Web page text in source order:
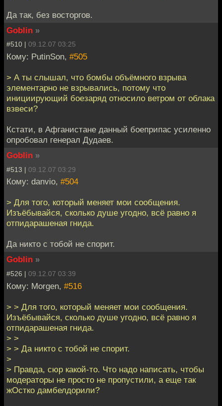
Да так, без восторгов.
Goblin »
#510 | 09.12.07 03:25
Кому: PutinSon, #505
> А ты слышал, что бомбы объёмного взрыва
элементарно не взрывались, потому что
инициирующий боезаряд относило ветром от облака
взвеси?
Кстати, в Афганистане данный боеприпас усиленно
опробовал генерал Дудаев.
Goblin »
#513 | 09.12.07 03:29
Кому: danvio, #504
> Для того, который меняет мои сообщения.
Изъёбывайся, сколько душе угодно, всё равно я
отпидарашеная гнида.
Да никто с тобой не спорит.
Goblin »
#526 | 09.12.07 03:39
Кому: Morgen, #516
> > Для того, который меняет мои сообщения.
Изъёбывайся, сколько душе угодно, всё равно я
отпидарашеная гнида.
> >
> > Да никто с тобой не спорит.
>
> Правда, сюр какой-то. Что надо написать, чтобы
модераторы не просто не пропустили, а еще так
жОстко дамбелдорили?